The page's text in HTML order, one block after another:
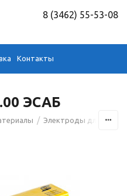
8 (3462) 55-53-08
Контакты
ЭСАБ
/ Электроды для сварки